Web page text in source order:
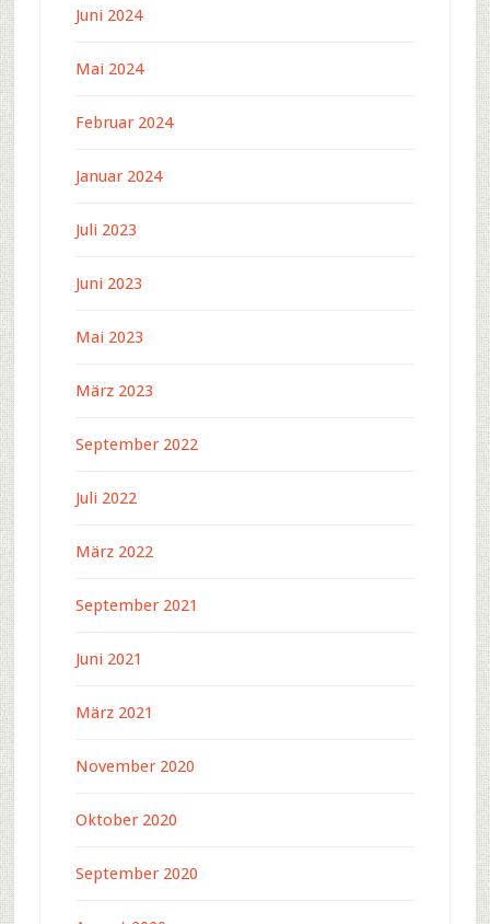
Juni 2024
Mai 2024
Februar 2024
Januar 2024
Juli 2023
Juni 2023
Mai 2023
März 2023
September 2022
Juli 2022
März 2022
September 2021
Juni 2021
März 2021
November 2020
Oktober 2020
September 2020